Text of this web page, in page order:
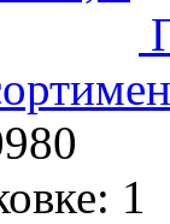
1